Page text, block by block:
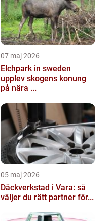
07 maj 2026
Elchpark in sweden
upplev skogens konung
på nära ...
05 maj 2026
Däckverkstad i Vara: så
väljer du rätt partner för...